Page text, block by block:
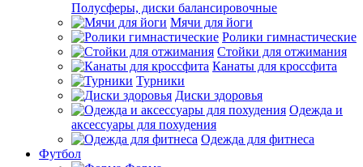
Полусферы, диски балансировочные
Мячи для йоги
Ролики гимнастические
Стойки для отжимания
Канаты для кроссфита
Турники
Диски здоровья
Одежда и
аксессуары для похудения
Одежда для фитнеса
Футбол